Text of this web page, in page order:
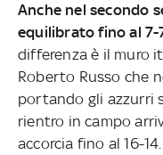
Anche nel secondo
equilibrato fino al 7-
differenza è il muro
Roberto Russo che
portando gli azzurri
rientro in campo
accorcia fino al 16-